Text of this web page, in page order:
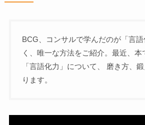
BCG、コンサルで学んだのが「言
く、唯一な方法をご紹介。最近、本
「言語化力」について、 磨き方、
ります。